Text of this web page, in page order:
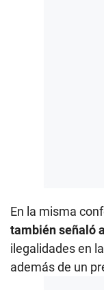
En la misma
también señaló
ilegalidades en
además de un